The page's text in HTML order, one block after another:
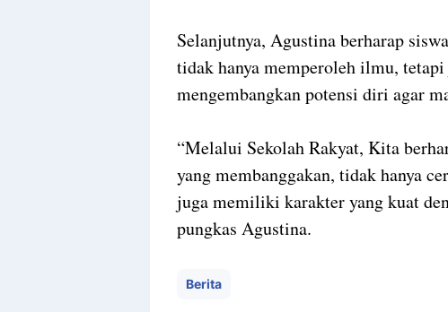
Selanjutnya, Agustina berharap
tidak hanya memperoleh ilmu,
mengembangkan potensi diri agar
“Melalui Sekolah Rakyat, Kita
yang membanggakan, tidak hanya
juga memiliki karakter yang kuat
pungkas Agustina.
Berita